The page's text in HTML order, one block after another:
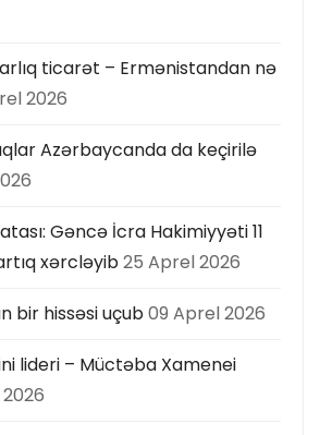
ticarət – Ermənistandan nə
2026
Azərbaycanda da keçirilə
Gəncə İcra Hakimiyyəti 11
xərcləyib25 Aprel 2026
bir hissəsi uçub09 Aprel 2026
lideri – Müctəba Xamenei